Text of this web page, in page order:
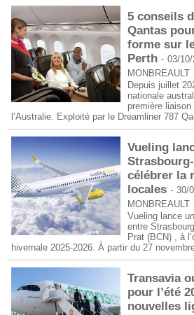
5 conseils
Qantas
forme sur
Perth - 03/
MONBREAULT
Depuis juillet
nationale
première
l’Australie. Exploité par le Dreamliner 787
Vueling
célébrer la
locales - 30/
MONBREAULT
Vueling lance
entre
Prat (BCN) , à
hivernale 2025-2026. À partir du 27
Transavia
pour l’été
nouvelles